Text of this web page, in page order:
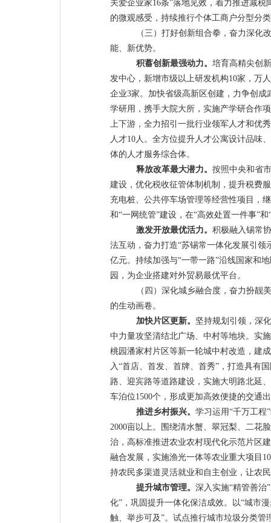
关爱企业家16条”落地见效，着力推进减税
的微观感受，持续推行个体工商户分型分
（三）打好创新组合拳，奋力深化
能、新优势。
积蓄创新最强动力。 培育高精尖创
发中心， 新增市级以上研发机构10家 ， 万
企业3家。 加快省级高新区创建，力争创
学研用，携手大院大所， 实施产学研合作
上下游，全力招引一批行业领军人才和优
人才10人。全方位提升人才公寓设计品味
体的人才服务综合体。
释放改革最大潜力。 按照中央和省
建设， 优化税收征管体制 机制 ，提升税费
充电桩、公共停车场管理等经营性项目，
和“一网统管”建设，在“高效处置一件事”和
激发开放最优活力。 积极融入锡常
法互动，奋力打造“苏锡常一体化发展引领
亿元。持续加强与“一带一路”沿线国家和
园， 为企业搭建对外贸易最优平台。
（四）深化城乡融合度，奋力扮靓
的生动画卷。
加快片区更新。 坚持规划引领， 深
中力量攻坚清结北广场、中村等地块。 实
桃园潘家村片区等新一轮城中村改造，建
入“首店、首发、首牌、首秀” ，打造具有
路、迎宾路等道路建设，实施大明路北延
车泊位1500个 ， 形成更加高效便捷的交通
推进乡村振兴。 学习运用“千万工程”
2000亩以上。围绕清水蟹、翠冠梨、二花
治，高标准推进农业农村现代化示范片区
融合发展，实施渔光一体等农业重大项目 10
持农民多渠道灵活就业和自主创业，让农
提升城市管理。 深入实施“精管善治”
化” ，巩固提升一体化保洁成效。以“城市
触、举步可及”。试点推行城市垃圾分类管